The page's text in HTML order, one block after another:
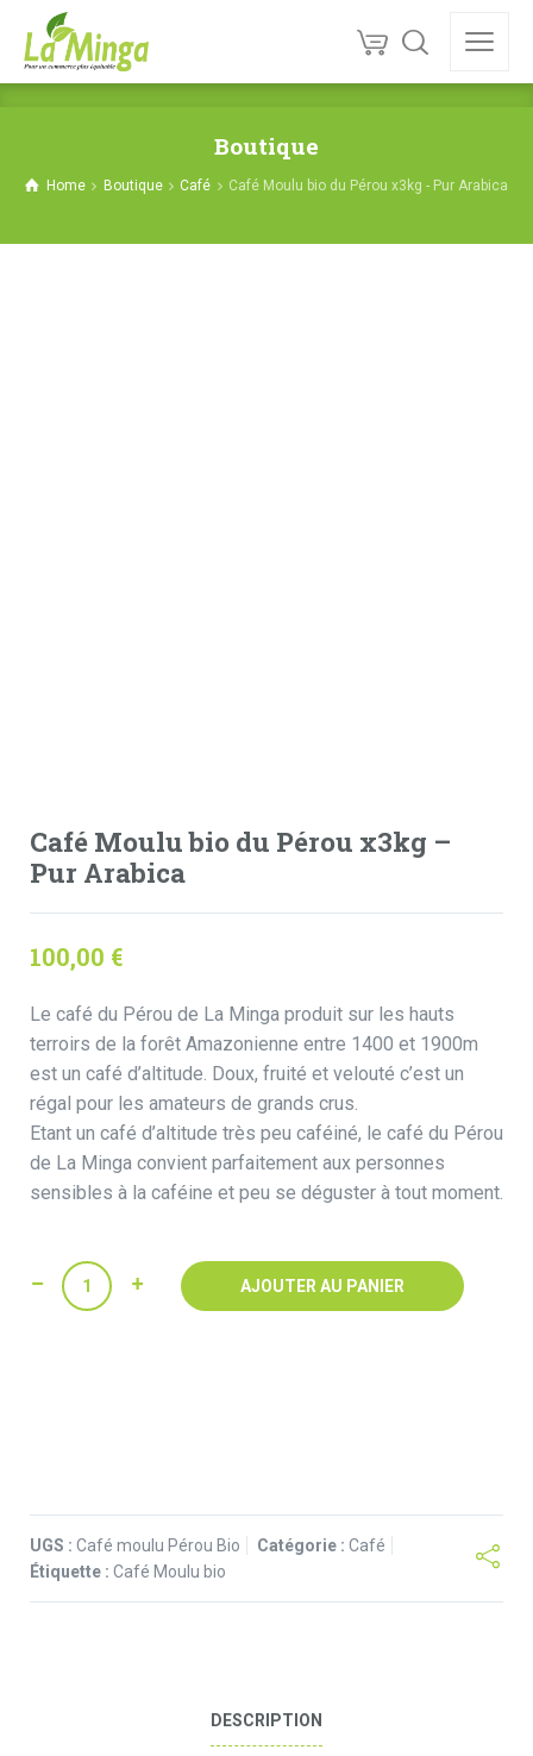
Boutique
Home Boutique Café Café Moulu bio du Pérou x3kg - Pur Arabica
Café Moulu bio du Pérou x3kg –
Pur Arabica
100,00 €
Le café du Pérou de La Minga produit sur les hauts
terroirs de la forêt Amazonienne entre 1400 et 1900m
est un café d’altitude. Doux, fruité et velouté c’est un
régal pour les amateurs de grands crus.
Etant un café d’altitude très peu caféiné, le café du Pérou
de La Minga convient parfaitement aux personnes
sensibles à la caféine et peu se déguster à tout moment.
quantité
de
-
Pur
Arabica
AJOUTER AU PANIER
UGS : Café moulu Pérou Bio Catégorie : Café
Étiquette : Café Moulu bio
DESCRIPTION